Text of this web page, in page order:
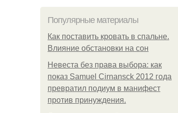
Популярные материалы
Как поставить кровать в спальне.
Влияние обстановки на сон
Невеста без права выбора: как
показ Samuel Cirnansck 2012 года
превратил подиум в манифест
против принуждения.